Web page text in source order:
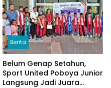
Berita
Belum Genap Setahun,
Sport United Poboya Junior
Langsung Jadi Juara